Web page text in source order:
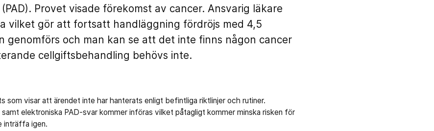
Provet visade förekomst av cancer. Ansvarig läkare
vilket gör att fortsatt handläggning fördröjs med 4,5
genomförs och man kan se att det inte finns någon cancer
cellgiftsbehandling behövs inte.
som visar att ärendet inte har hanterats enligt befintliga riktlinjer och rutiner.
elektroniska PAD-svar kommer införas vilket påtagligt kommer minska risken för
inträffa igen.